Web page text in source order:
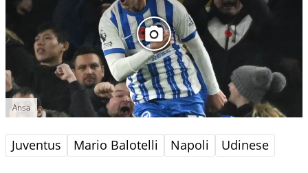
Ansa
Juventus Mario Balotelli Napoli Udinese